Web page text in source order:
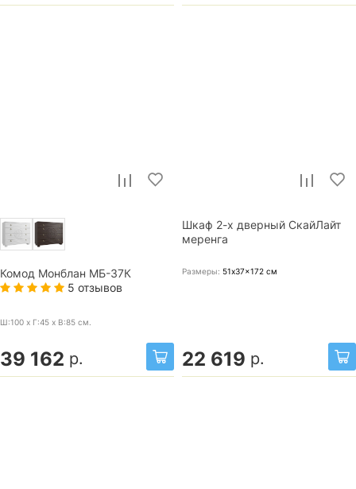
Комод Монблан МБ-37К
5 отзывов
Ш:100 x Г:45 x В:85 см.
39 162 р.
Шкаф 2-х дверный СкайЛайт
меренга
Размеры: 51x37x172 см
22 619 р.